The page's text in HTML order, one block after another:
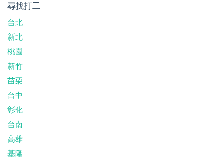
尋找打工
台北
新北
桃園
新竹
苗栗
台中
彰化
台南
高雄
基隆